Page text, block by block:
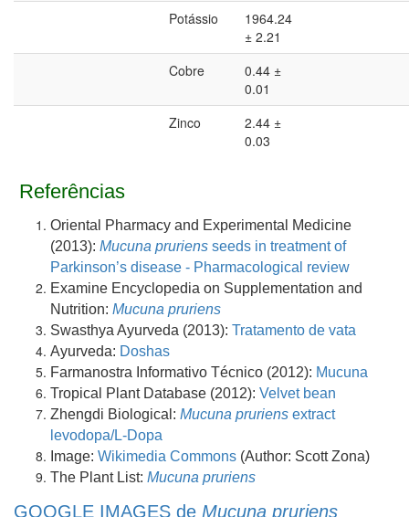
Potássio
1964.24
± 2.21
Cobre
0.44 ±
0.01
Zinco
2.44 ±
0.03
Referências
Oriental Pharmacy and Experimental Medicine
(2013): Mucuna pruriens seeds in treatment of
Parkinson’s disease - Pharmacological review
Examine Encyclopedia on Supplementation and
Nutrition: Mucuna pruriens
Swasthya Ayurveda (2013): Tratamento de vata
Ayurveda: Doshas
Farmanostra Informativo Técnico (2012): Mucuna
Tropical Plant Database (2012): Velvet bean
Zhengdi Biological: Mucuna pruriens extract
levodopa/L-Dopa
Image: Wikimedia Commons (Author: Scott Zona)
The Plant List: Mucuna pruriens
GOOGLE IMAGES de Mucuna pruriens